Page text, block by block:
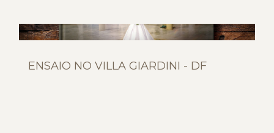
ENSAIO NO VILLA GIARDINI - DF